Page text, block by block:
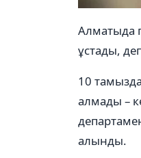
Алматыда
ұстады,
10
алмады –
алынды.